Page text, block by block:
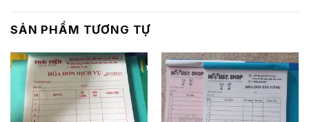
SẢN PHẨM TƯƠNG TỰ